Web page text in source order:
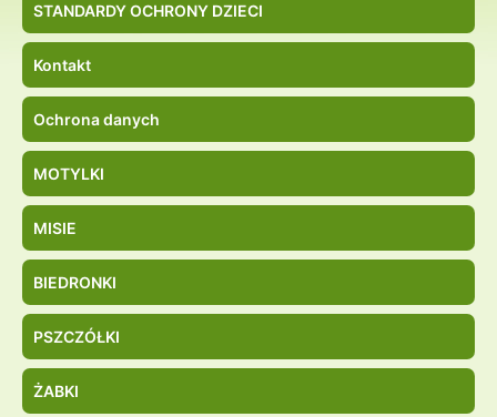
STANDARDY OCHRONY DZIECI
Kontakt
Ochrona danych
MOTYLKI
MISIE
BIEDRONKI
PSZCZÓŁKI
ŻABKI